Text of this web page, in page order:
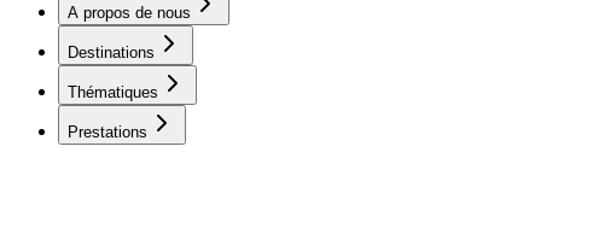
A propos de nous
Destinations
Thématiques
Prestations